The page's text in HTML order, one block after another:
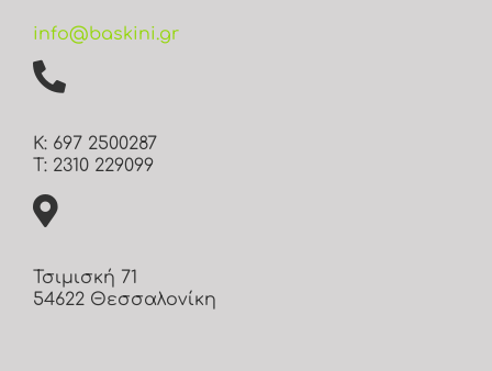
info@baskini.gr
Κ: 697 2500287
Τ: 2310 229099
Τσιμισκή 71
54622 Θεσσαλονίκη